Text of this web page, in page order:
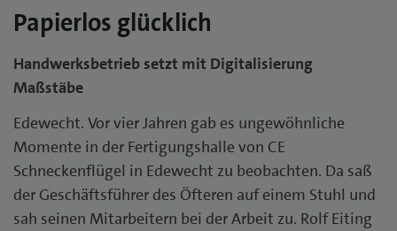
Papierlos glücklich
Handwerksbetrieb setzt mit Digitalisierung
Maßstäbe
Edewecht. Vor vier Jahren gab es ungewöhnliche
Momente in der Fertigungshalle von CE
Schneckenflügel in Edewecht zu beobachten. Da saß
der Geschäftsführer des Öfteren auf einem Stuhl und
sah seinen Mitarbeitern bei der Arbeit zu. Rolf Eiting